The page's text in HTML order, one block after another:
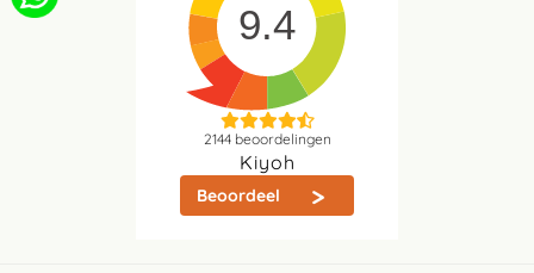
9.4
2144beoordelingen
Kiyoh
Beoordeel